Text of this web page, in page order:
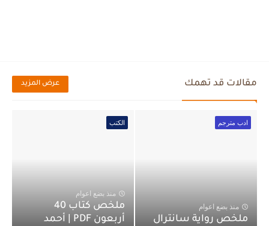
مقالات قد تهمك عرض المزيد
ادب مترجم
منذ بضع اعوام
ملخص رواية سانترال
الكتب
منذ بضع اعوام
ملخص كتاب 40
أربعون PDF | أحمد